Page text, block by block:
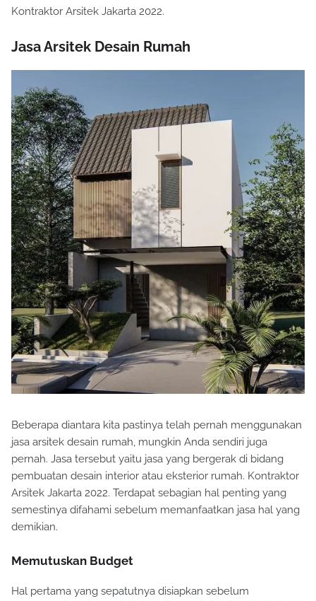
Kontraktor Arsitek Jakarta 2022.
Jasa Arsitek Desain Rumah
Beberapa diantara kita pastinya telah pernah menggunakan
jasa arsitek desain rumah, mungkin Anda sendiri juga
pernah. Jasa tersebut yaitu jasa yang bergerak di bidang
pembuatan desain interior atau eksterior rumah. Kontraktor
Arsitek Jakarta 2022. Terdapat sebagian hal penting yang
semestinya difahami sebelum memanfaatkan jasa hal yang
demikian.
Memutuskan Budget
Hal pertama yang sepatutnya disiapkan sebelum